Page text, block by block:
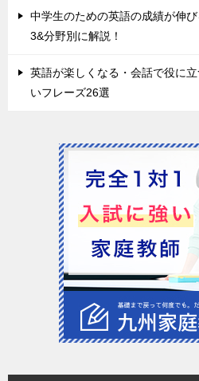
中学生のための英語の成績が伸
3&分野別に解説！
英語が楽しくなる・会話で役に
いフレーズ26選